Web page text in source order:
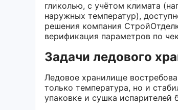
гликолью, с учётом климата
наружных температур),
решения компания
верификация параметров по
Задачи ледового
Ледовое хранилище
только температура, но и
упаковке и сушка испарителей